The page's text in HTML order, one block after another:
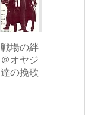
戦場の絆
＠オヤジ
達の挽歌